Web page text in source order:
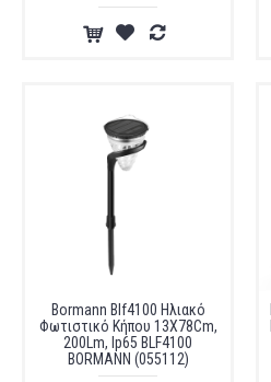
Bormann Blf4100 Ηλιακό
Φωτιστικό Κήπου 13X78Cm,
200Lm, Ip65 BLF4100
BORMANN (055112)